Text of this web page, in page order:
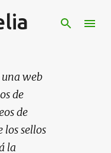
una web
de
de
los sellos
la